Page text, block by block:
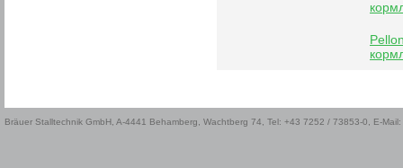
Bräuer Stalltechnik GmbH, A-4441 Behamberg, Wachtberg 74, Tel: +43 7252 / 73853-0, E-Mail: